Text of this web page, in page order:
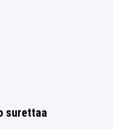
surettaa